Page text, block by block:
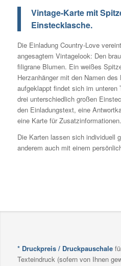
Vintage-Karte mit
Einstecklasche.
Die Einladung Country-Love
angesagtem Vintagelook: Den
filigrane Blumen. Ein weißes
Herzanhänger mit den Namen
aufgeklappt findet sich im
drei unterschiedlich großen
den Einladungstext, eine
eine Karte für Zusatzinformationen.
Die Karten lassen sich individuell
anderem auch mit einem
* Druckpreis / Druckpauschale
Texteindruck (sofern von Ihnen